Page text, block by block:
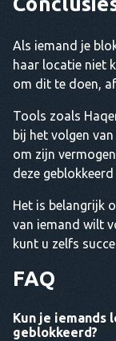
Als iemand je
haar locatie niet
om dit te doen,
Tools zoals
bij het volgen
om zijn
deze geblokkeerd
Het is belangrijk
van iemand wilt
kunt u zelfs
FAQ
Kun je iemands
geblokkeerd?